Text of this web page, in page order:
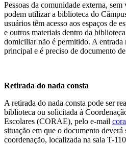
Pessoas da comunidade externa,
podem utilizar a biblioteca do
usuários têm acesso aos espaços de
e outros materiais dentro da
domiciliar não é permitido. A
principal e é preciso de documento
Retirada do nada consta
A retirada do nada consta pode ser
biblioteca ou solicitada à
Escolares (CORAE), pelo e-mail
situação em que o documento deverá
coordenação, localizada na sala T-